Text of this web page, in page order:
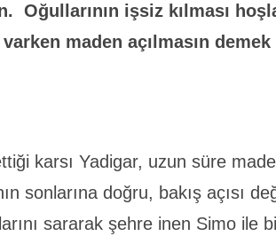
Oğullarının işsiz kılması
maden açılmasın
karsı Yadigar, uzun süre
sonlarına doğru, bakış açısı
sararak şehre inen Simo ile